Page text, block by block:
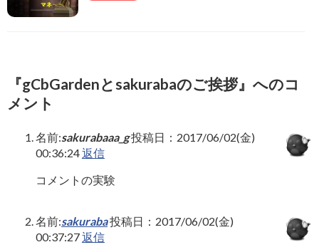
『gCbGardenとsakurabaのご挨拶』へのコ
メント
名前:sakurabaaa_g投稿日：2017/06/02(金)
00:36:24返信
コメントの実験
名前:sakuraba投稿日：2017/06/02(金)
00:37:27返信